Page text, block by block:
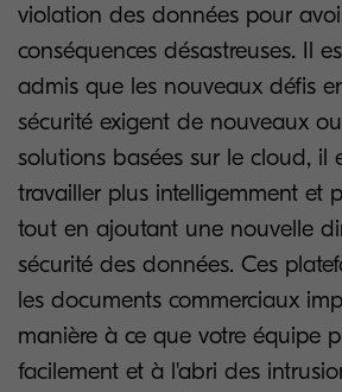
violation des données pour
conséquences désastreuses. Il
admis que les nouveaux défis
sécurité exigent de nouveaux
solutions basées sur le cloud, il
travailler plus intelligemment et
tout en ajoutant une nouvelle
sécurité des données. Ces
les documents commerciaux
manière à ce que votre équipe
facilement et à l'abri des